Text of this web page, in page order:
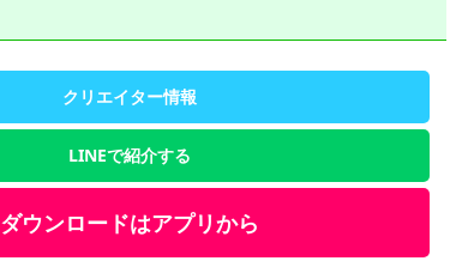
クリエイター情報
LINEで紹介する
ダウンロードはアプリから